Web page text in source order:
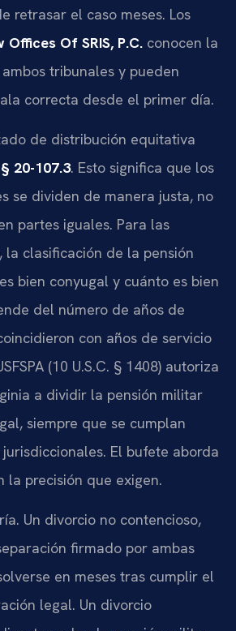
retrasar el caso meses. Los
Offices Of SRIS, P.C. conocen la
tribunales y pueden
correcta desde el primer día.
de distribución equitativa
20-107.3. Esto significa que los
se dividen de manera justa, no
partes iguales. Para las
la clasificación de la pensión
bien conyugal y cuánto es bien
del número de años de
con años de servicio
(10 U.S.C. § 1408) autoriza
a dividir la pensión militar
siempre que se cumplan
El bufete aborda
la precisión que exigen.
Un divorcio no contencioso,
firmado por ambas
en meses tras cumplir el
legal. Un divorcio